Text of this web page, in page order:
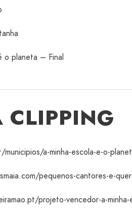
o planeta – Final
CLIPPING
a-minha-escola-e-o-
pequenos-cantores-e-
projeto-vencedor-a-